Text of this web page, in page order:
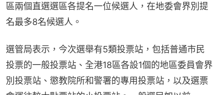
區兩個直選選區各提名一位候選人，在地委會界別提
名最多8名候選人。
選管局表示，今次選舉有5類投票站，包括普通市民
投票的一般投票站、全港18區各設1個的地區委員會界
別投票站、懲教院所和警署的專用投票站，以及選票